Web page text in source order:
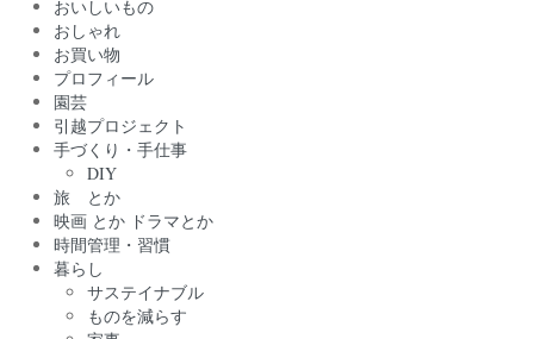
おいしいもの
おしゃれ
お買い物
プロフィール
園芸
引越プロジェクト
手づくり・手仕事
DIY
旅 とか
映画 とか ドラマとか
時間管理・習慣
暮らし
サステイナブル
ものを減らす